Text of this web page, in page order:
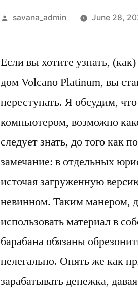
savana_admin June 28,
Если вы хотите узнать,
дом Volcano Platinum, вы
переступать. Я обсудим,
компьютером, возможно
следует знать, до того как
замечание: в отдельных
источая загруженную
невинном.Таким манером,
использовать материал в
барабана обязаны
нелегально. Опять же как
зарабатывать денежка,